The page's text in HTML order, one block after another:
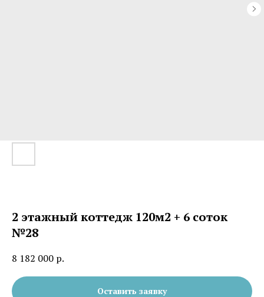
2 этажный коттедж 120м2 + 6 соток
№28
8 182 000 р.
Оставить заявку